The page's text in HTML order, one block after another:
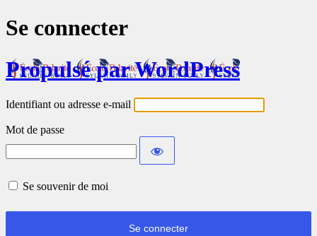
Se connecter
Propulsé par WordPress
Identifiant ou adresse e-mail
Mot de passe
Se souvenir de moi
Se connecter